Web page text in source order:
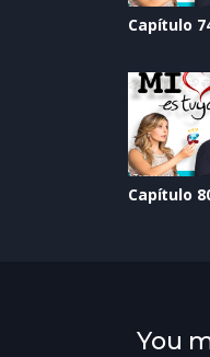
Capítulo
Capítulo
You